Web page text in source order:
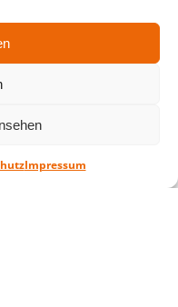
Impressum
ARENA
04105 Leipzig
Linien 3, 4, 7, 8, 15
Ticketkaufs möglich.